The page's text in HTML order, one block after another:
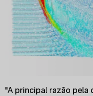
"A principal razão pela